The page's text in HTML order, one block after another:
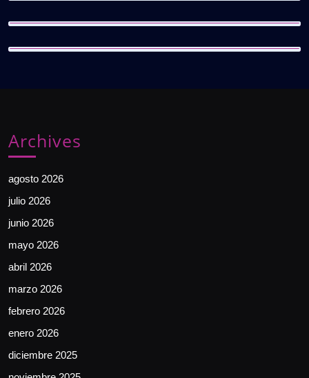
Archives
agosto 2026
julio 2026
junio 2026
mayo 2026
abril 2026
marzo 2026
febrero 2026
enero 2026
diciembre 2025